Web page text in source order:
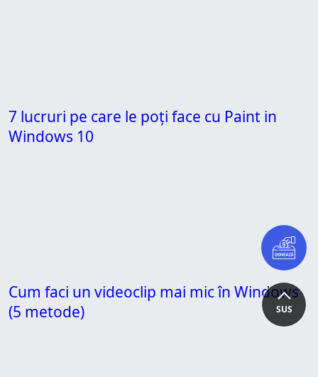
SUS
7 lucruri pe care le poți face cu Paint in
Windows 10
Cum faci un videoclip mai mic în Windows
(5 metode)